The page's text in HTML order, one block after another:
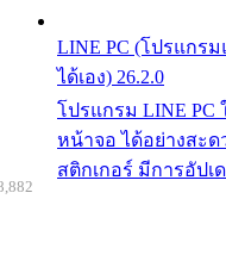
LINE PC (โปรแกร
ได้เอง) 26.2.0
โปรแกรม LINE
หน้าจอ ได้อย่างสะด
สติกเกอร์ มีการอัปเ